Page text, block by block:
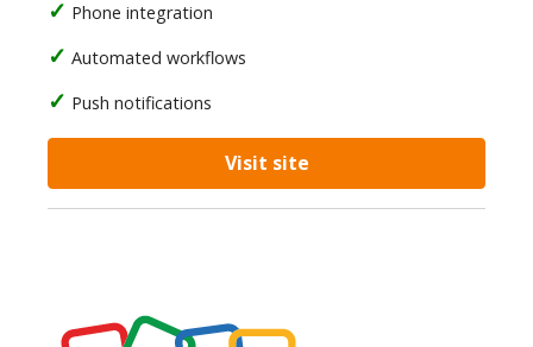
Phone integration
Automated workflows
Push notifications
Visit site